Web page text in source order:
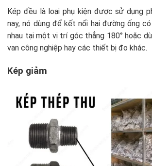
Kép đều là loại phụ kiện được sử dụng
nay, nó dùng để kết nối hai đường ống
nhau tại một vị trí góc thẳng 180° hoặc
van công nghiệp hay các thiết bị đo khác.
Kép giảm